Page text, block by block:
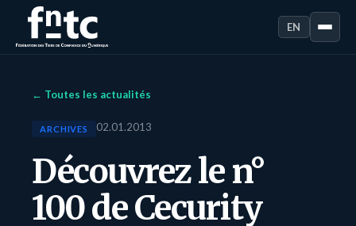
EN
← Toutes les actualités
ARCHIVES 02.01.2013
Découvrez le n°
100 de Cecurity